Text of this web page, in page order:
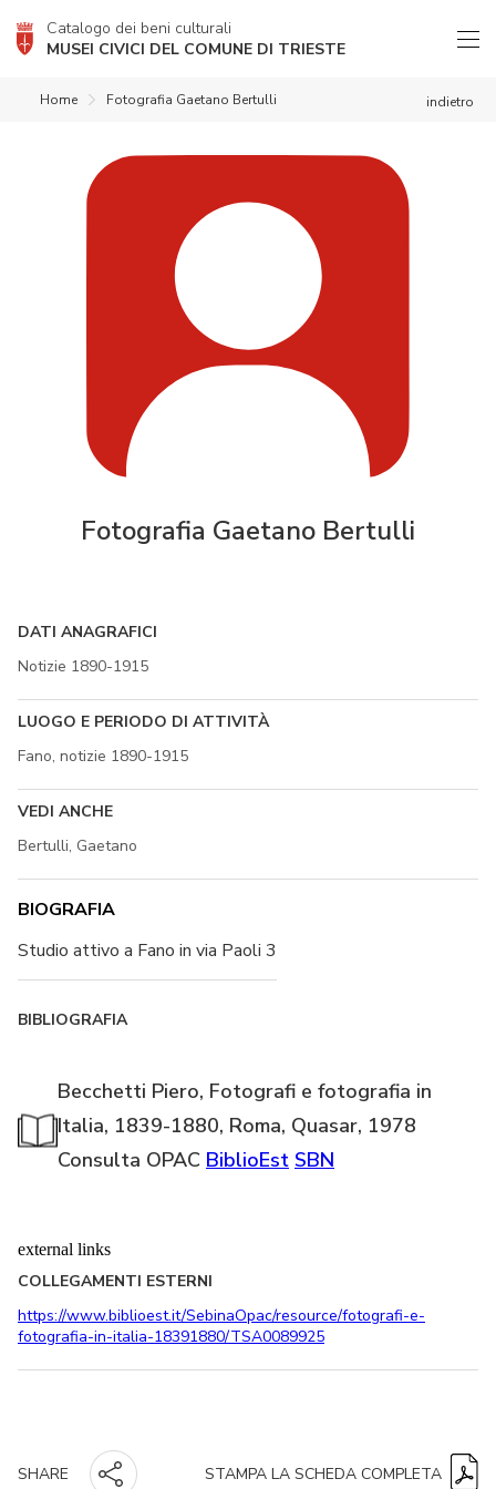
Catalogo dei beni culturali
MUSEI CIVICI DEL COMUNE DI TRIESTE
indietro
Home Fotografia Gaetano Bertulli
Fotografia Gaetano Bertulli
DATI ANAGRAFICI
Notizie 1890-1915
LUOGO E PERIODO DI ATTIVITÀ
Fano, notizie 1890-1915
VEDI ANCHE
Bertulli, Gaetano
BIOGRAFIA
Studio attivo a Fano in via Paoli 3
BIBLIOGRAFIA
Becchetti Piero, Fotografi e fotografia in
Italia, 1839-1880, Roma, Quasar, 1978
Consulta OPAC BiblioEst SBN
external links
COLLEGAMENTI ESTERNI
https://www.biblioest.it/SebinaOpac/resource/fotografi-e-
fotografia-in-italia-18391880/TSA0089925
SHARE STAMPA LA SCHEDA COMPLETA